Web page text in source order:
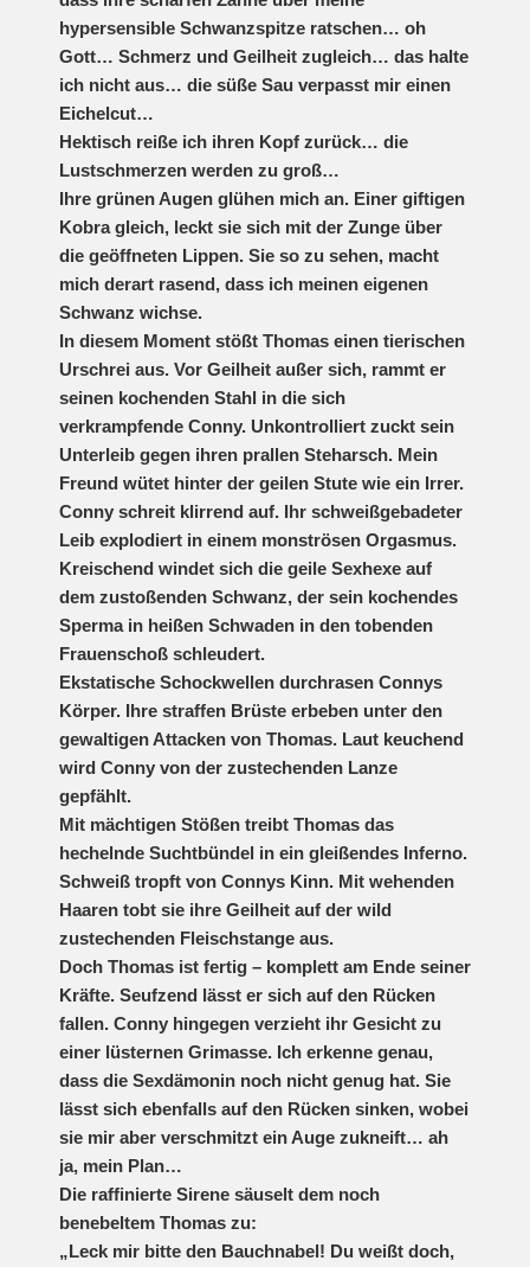
hypersensible Schwanzspitze ratschen… oh
Gott… Schmerz und Geilheit zugleich… das halte
ich nicht aus… die süße Sau verpasst mir einen
Eichelcut…
Hektisch reiße ich ihren Kopf zurück… die
Lustschmerzen werden zu groß…
Ihre grünen Augen glühen mich an. Einer giftigen
Kobra gleich, leckt sie sich mit der Zunge über
die geöffneten Lippen. Sie so zu sehen, macht
mich derart rasend, dass ich meinen eigenen
Schwanz wichse.
In diesem Moment stößt Thomas einen tierischen
Urschrei aus. Vor Geilheit außer sich, rammt er
seinen kochenden Stahl in die sich
verkrampfende Conny. Unkontrolliert zuckt sein
Unterleib gegen ihren prallen Steharsch. Mein
Freund wütet hinter der geilen Stute wie ein Irrer.
Conny schreit klirrend auf. Ihr schweißgebadeter
Leib explodiert in einem monströsen Orgasmus.
Kreischend windet sich die geile Sexhexe auf
dem zustoßenden Schwanz, der sein kochendes
Sperma in heißen Schwaden in den tobenden
Frauenschoß schleudert.
Ekstatische Schockwellen durchrasen Connys
Körper. Ihre straffen Brüste erbeben unter den
gewaltigen Attacken von Thomas. Laut keuchend
wird Conny von der zustechenden Lanze
gepfählt.
Mit mächtigen Stößen treibt Thomas das
hechelnde Suchtbündel in ein gleißendes Inferno.
Schweiß tropft von Connys Kinn. Mit wehenden
Haaren tobt sie ihre Geilheit auf der wild
zustechenden Fleischstange aus.
Doch Thomas ist fertig – komplett am Ende seiner
Kräfte. Seufzend lässt er sich auf den Rücken
fallen. Conny hingegen verzieht ihr Gesicht zu
einer lüsternen Grimasse. Ich erkenne genau,
dass die Sexdämonin noch nicht genug hat. Sie
lässt sich ebenfalls auf den Rücken sinken, wobei
sie mir aber verschmitzt ein Auge zukneift… ah
ja, mein Plan…
Die raffinierte Sirene säuselt dem noch
benebeltem Thomas zu:
„Leck mir bitte den Bauchnabel! Du weißt doch,